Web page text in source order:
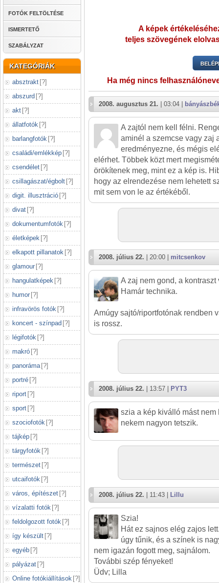
FOTÓK FELTÖLTÉSE
ISMERTETŐ
SZABÁLYZAT
KATEGÓRIÁK
absztrakt [?]
abszurd [?]
akt [?]
állatfotók [?]
barlangfotók [?]
családi/emlékkép [?]
csendélet [?]
csillagászat/égbolt [?]
digit. illusztráció [?]
divat [?]
dokumentumfotók [?]
életképek [?]
elkapott pillanatok [?]
glamour [?]
hangulatképek [?]
humor [?]
infravörös fotók [?]
koncert - színpad [?]
légifotók [?]
makró [?]
panoráma [?]
portré [?]
riport [?]
sport [?]
szociofotók [?]
tájkép [?]
tárgyfotók [?]
természet [?]
utcaifotók [?]
város, építészet [?]
vízalatti fotók [?]
feldolgozott fotók [?]
így készült [?]
egyéb [?]
pályázat [?]
Online fotókiállítások [?]
A képek
teljes szövegének
Ha még nincs
2008. augusztus 21. | 03:04 |
A zajtól nem kell félni.
aminél a szemcse vagy zaj
eredményezne, és mégis
elérhet. Többek közt mert
örökítenek meg, mint ez a kép is.
hogy az elrendezése nem lehetett
mit sem von le az értékéből.
2008. július 22. | 20:00 | mitcsenkov
A zaj nem gond, a
Hamár technika.
Amúgy sajtó/riportfotónak rendben
is rossz.
2008. július 22. | 13:57 | PYT3
szia a kép kiválló mást
nekem nagyon tetszik.
2008. július 22. | 11:43 | Lillu
Szia!
Hát ez sajnos elég zajos
úgy tűnik, és a színek is
nem igazán fogott meg, sajnálom.
További szép fényeket!
Üdv; Lilla